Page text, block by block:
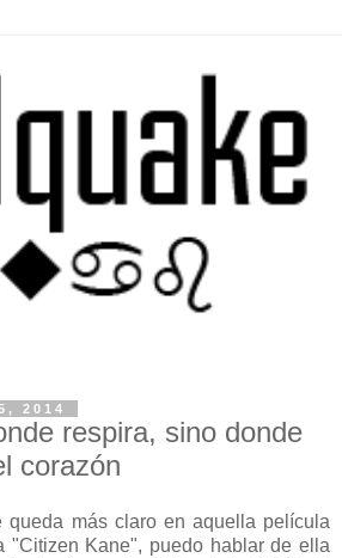
2014
respira, sino donde
corazón
queda más claro en aquella película
"Citizen Kane", puedo hablar de ella